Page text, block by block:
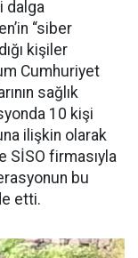
dalga
“siber
kişiler
Cumhuriyet
sağlık
10 kişi
ilişkin olarak
SİSO firmasıyla
bu
etti.